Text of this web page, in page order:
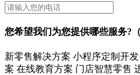
您希望我们为您提供哪些服务?（
新零售解决方案 小程序定制开发
案 在线教育方案 门店智慧零售